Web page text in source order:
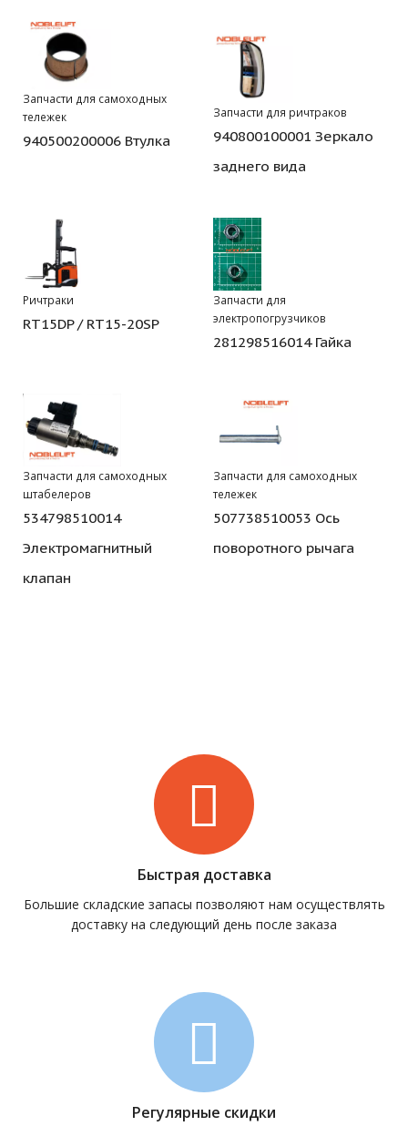
Запчасти для самоходных
тележек
940500200006 Втулка
Запчасти для ричтраков
940800100001 Зеркало
заднего вида
Ричтраки
RT15DP / RT15-20SP
Запчасти для
электропогрузчиков
281298516014 Гайка
Запчасти для самоходных
штабелеров
534798510014
Электромагнитный
клапан
Запчасти для самоходных
тележек
507738510053 Ось
поворотного рычага
Быстрая доставка
Большие складские запасы позволяют нам осуществлять
доставку на следующий день после заказа
Регулярные скидки